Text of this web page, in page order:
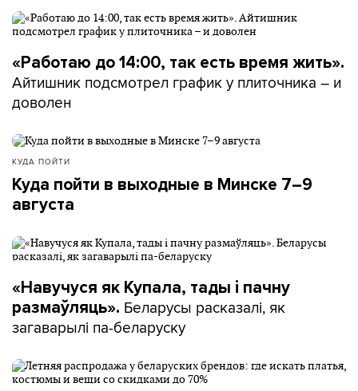
«Работаю до 14:00, так есть время жить».
Айтишник подсмотрел график у плиточника – и
доволен
КУДА ПОЙТИ
Куда пойти в выходные в Минске 7–9
августа
«Навучуся як Купала, тады і пачну
размаўляць». Беларусы расказалі, як
загаварылі па-беларуску